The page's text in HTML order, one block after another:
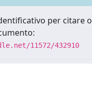
per citare
11572/432910